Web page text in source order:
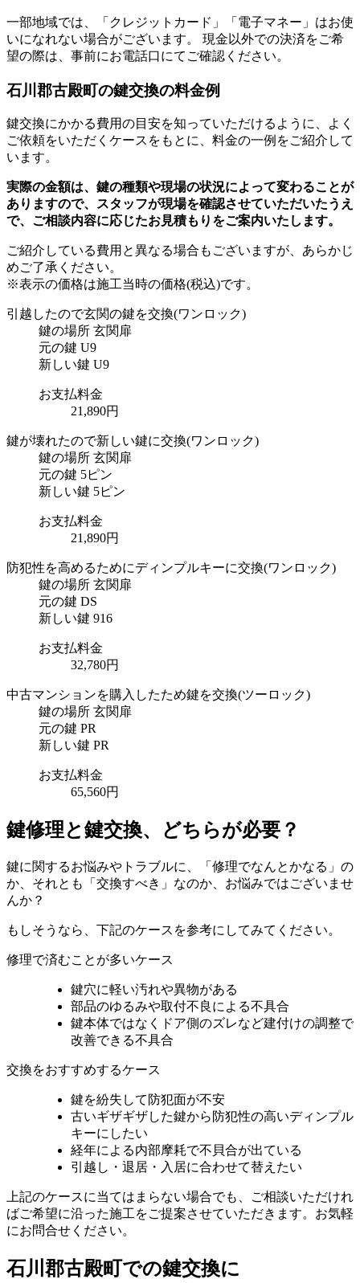
一部地域では、「クレジットカード」「電子マネー」はお使
いになれない場合がございます。 現金以外での決済をご希
望の際は、事前にお電話口にてご確認ください。
石川郡古殿町の鍵交換の料金例
鍵交換にかかる費用の目安を知っていただけるように、よく
ご依頼をいただくケースをもとに、料金の一例をご紹介して
います。
実際の金額は、鍵の種類や現場の状況によって変わることが
ありますので、スタッフが現場を確認させていただいたうえ
で、ご相談内容に応じたお見積もりをご案内いたします。
ご紹介している費用と異なる場合もございますが、あらかじ
めご了承ください。
※表示の価格は施工当時の価格(税込)です。
引越したので玄関の鍵を交換(ワンロック)
鍵の場所 玄関扉
元の鍵 U9
新しい鍵 U9
お支払料金
21,890円
鍵が壊れたので新しい鍵に交換(ワンロック)
鍵の場所 玄関扉
元の鍵 5ピン
新しい鍵 5ピン
お支払料金
21,890円
防犯性を高めるためにディンプルキーに交換(ワンロック)
鍵の場所 玄関扉
元の鍵 DS
新しい鍵 916
お支払料金
32,780円
中古マンションを購入したため鍵を交換(ツーロック)
鍵の場所 玄関扉
元の鍵 PR
新しい鍵 PR
お支払料金
65,560円
鍵修理と鍵交換、どちらが必要？
鍵に関するお悩みやトラブルに、「修理でなんとかなる」の
か、それとも「交換すべき」なのか、お悩みではございませ
んか？
もしそうなら、下記のケースを参考にしてみてください。
修理で済むことが多いケース
鍵穴に軽い汚れや異物がある
部品のゆるみや取付不良による不具合
鍵本体ではなくドア側のズレなど建付けの調整で
改善できる不具合
交換をおすすめするケース
鍵を紛失して防犯面が不安
古いギザギザした鍵から防犯性の高いディンプル
キーにしたい
経年による内部摩耗で不貝合が出ている
引越し・退居・入居に合わせて替えたい
上記のケースに当てはまらない場合でも、ご相談いただけれ
ばご希望に沿った施工をご提案させていただきます。お気軽
にお問合せください。
石川郡古殿町での鍵交換に